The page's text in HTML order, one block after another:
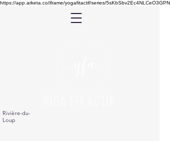
https://app.arketa.co/iframe/yogafitactif/series/5sKbSbv2Ec4NLCeO3GPN
Rivière-du-
Loup